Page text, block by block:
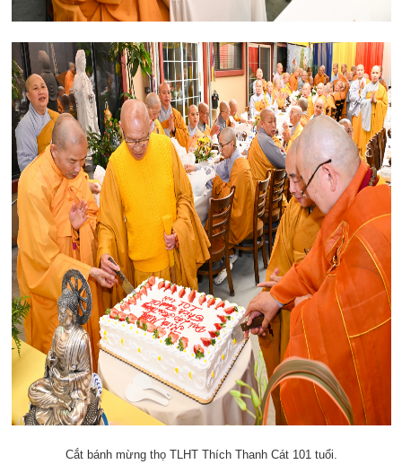
Cắt bánh mừng thọ TLHT Thích Thanh Cát 101 tuổi.